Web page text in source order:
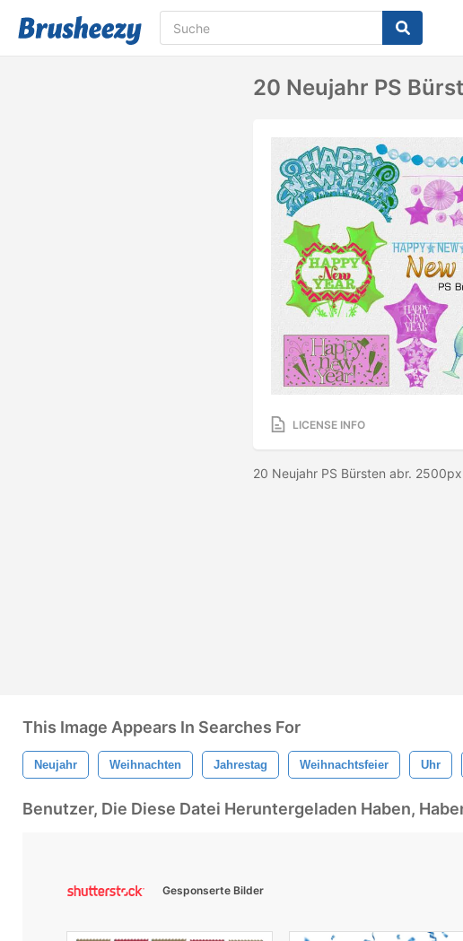
20 Neujahr PS
LICENSE INFO
20 Neujahr PS Bürsten abr.
This Image Appears In Searches For
Neujahr Weihnachten Jahrestag Weihnachtsfeier Uhr
Benutzer, Die Diese Datei Heruntergeladen Haben,
Gesponserte Bilder